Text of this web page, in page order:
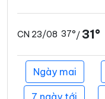
CN 23/08 37°/31°
Ngày mai
7 ngày tới